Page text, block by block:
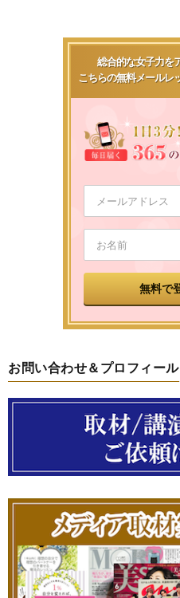
総合的な女子力を
こちらの無料メールレ
お問い合わせ＆プロフィール